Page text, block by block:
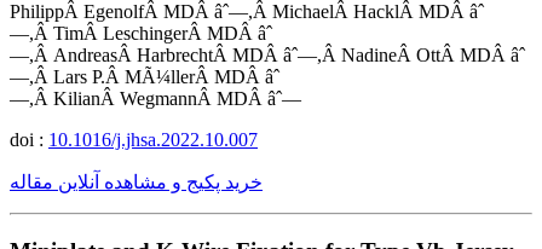
PhilippÂ EgenolfÂ MDÂ âˆ—,Â MichaelÂ HacklÂ MDÂ âˆ
—,Â TimÂ LeschingerÂ MDÂ âˆ
—,Â AndreasÂ HarbrechtÂ MDÂ âˆ—,Â NadineÂ OttÂ MDÂ âˆ
—,Â Lars P.Â MÃ¼llerÂ MDÂ âˆ
—,Â KilianÂ WegmannÂ MDÂ âˆ—
doi : 10.1016/j.jhsa.2022.10.007
خرید پکیج و مشاهده آنلاین مقاله